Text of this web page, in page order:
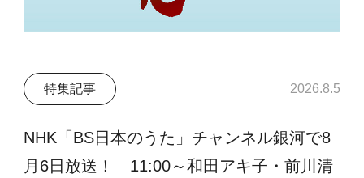
特集記事 2026.8.5
NHK「BS日本のうた」チャンネル銀河で8
月6日放送！ 11:00～和田アキ子・前川清